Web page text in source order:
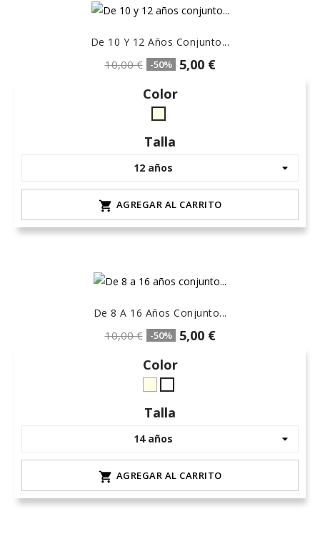
De 10 Y 12 Años Conjunto...
10,00 € -50%
5,00 €
Color
crudo-
marfil
Talla
 AGREGAR AL CARRITO
De 8 A 16 Años Conjunto...
10,00 € -50%
5,00 €
Color
crudo-
marfil
Blanco
Talla
 AGREGAR AL CARRITO